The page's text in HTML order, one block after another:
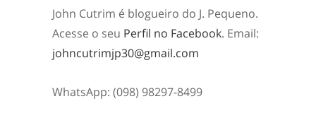
John Cutrim é blogueiro do J. Pequeno.
Acesse o seu Perfil no Facebook. Email:
johncutrimjp30@gmail.com
WhatsApp: (098) 98297-8499